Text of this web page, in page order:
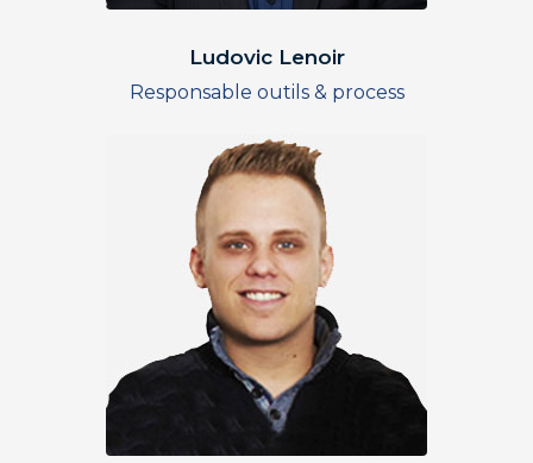
Ludovic Lenoir
Responsable outils & process